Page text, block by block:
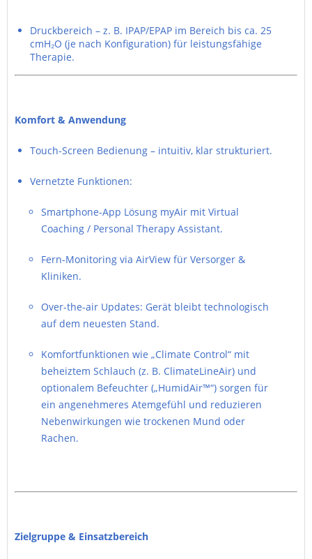
Druckbereich – z. B. IPAP/EPAP im Bereich bis ca. 25
cmH₂O (je nach Konfiguration) für leistungsfähige
Therapie.
Komfort & Anwendung
Touch-Screen Bedienung – intuitiv, klar strukturiert.
Vernetzte Funktionen:
Smartphone-App Lösung myAir mit Virtual
Coaching / Personal Therapy Assistant.
Fern-Monitoring via AirView für Versorger &
Kliniken.
Over-the-air Updates: Gerät bleibt technologisch
auf dem neuesten Stand.
Komfortfunktionen wie „Climate Control“ mit
beheiztem Schlauch (z. B. ClimateLineAir) und
optionalem Befeuchter („HumidAir™“) sorgen für
ein angenehmeres Atemgefühl und reduzieren
Nebenwirkungen wie trockenen Mund oder
Rachen.
Zielgruppe & Einsatzbereich